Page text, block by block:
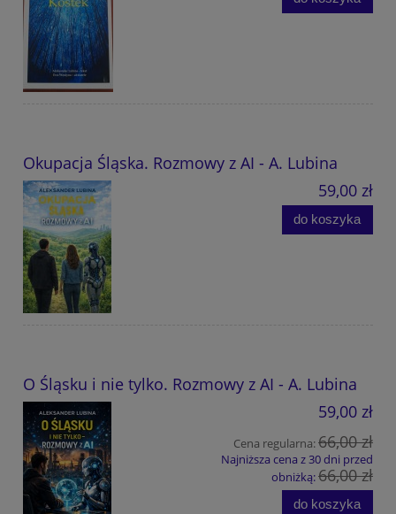
Okupacja Śląska. Rozmowy z AI - A. Lubina
59,00 zł
do koszyka
O Śląsku i nie tylko. Rozmowy z AI - A. Lubina
59,00 zł
Cena regularna:66,00 zł
Najniższa cena z 30 dni przed
obniżką:66,00 zł
do koszyka